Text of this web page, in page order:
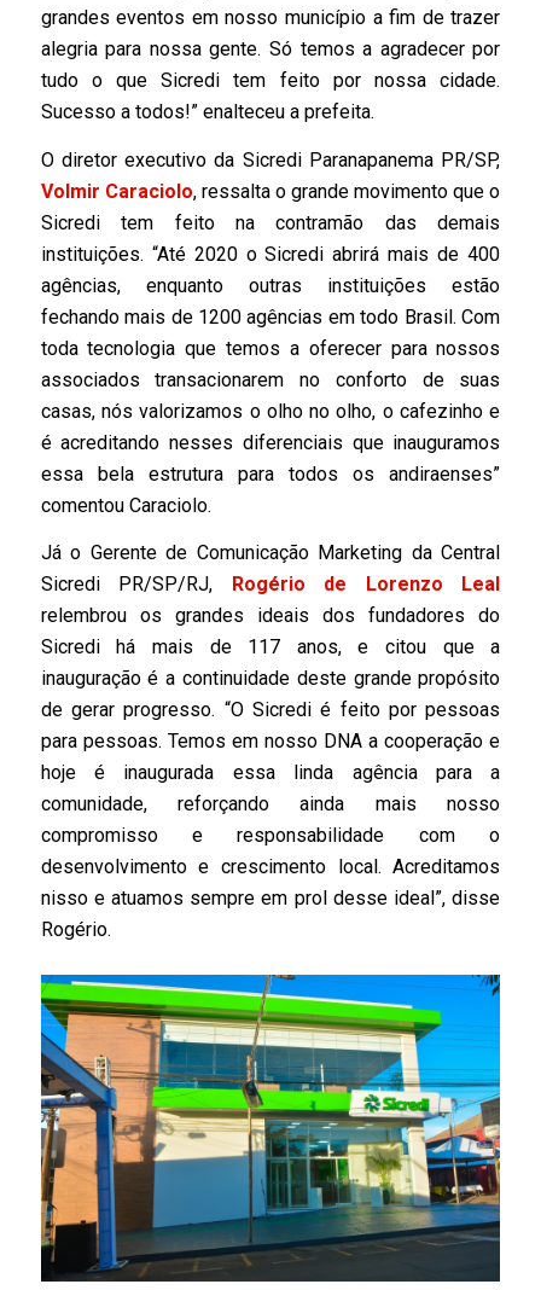
grandes eventos em nosso município a fim de trazer
alegria para nossa gente. Só temos a agradecer por
tudo o que Sicredi tem feito por nossa cidade.
Sucesso a todos!” enalteceu a prefeita.
O diretor executivo da Sicredi Paranapanema PR/SP,
Volmir Caraciolo, ressalta o grande movimento que o
Sicredi tem feito na contramão das demais
instituições. “Até 2020 o Sicredi abrirá mais de 400
agências, enquanto outras instituições estão
fechando mais de 1200 agências em todo Brasil. Com
toda tecnologia que temos a oferecer para nossos
associados transacionarem no conforto de suas
casas, nós valorizamos o olho no olho, o cafezinho e
é acreditando nesses diferenciais que inauguramos
essa bela estrutura para todos os andiraenses”
comentou Caraciolo.
Já o Gerente de Comunicação Marketing da Central
Sicredi PR/SP/RJ,
Rogério de Lorenzo Leal
relembrou os grandes ideais dos fundadores do
Sicredi há mais de 117 anos, e citou que a
inauguração é a continuidade deste grande propósito
de gerar progresso. “O Sicredi é feito por pessoas
para pessoas. Temos em nosso DNA a cooperação e
hoje é inaugurada essa linda agência para a
comunidade, reforçando ainda mais nosso
compromisso e responsabilidade com o
desenvolvimento e crescimento local. Acreditamos
nisso e atuamos sempre em prol desse ideal”, disse
Rogério.